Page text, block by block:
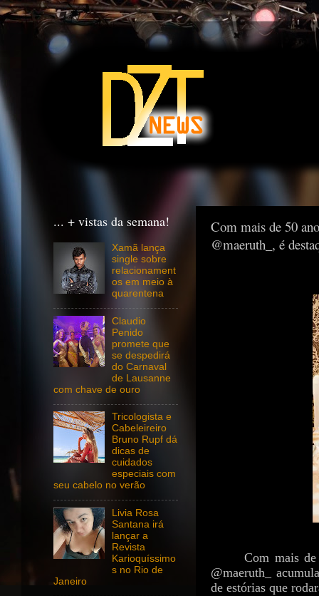
Com mais de 50
@maeruth_, é
Com mais
@maeruth_
de estórias que
... + vistas da semana!
Xamã lança
single sobre
relacionament
os em meio à
quarentena
Claudio
Penido
promete que
se despedirá
do Carnaval
de Lausanne
com chave de ouro
Tricologista e
Cabeleireiro
Bruno Rupf dá
dicas de
cuidados
especiais com
seu cabelo no verão
Livia Rosa
Santana irá
lançar a
Revista
Karioquíssimo
s no Rio de
Janeiro